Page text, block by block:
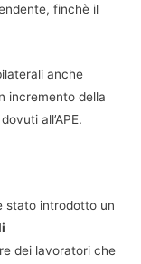
finchè il
anche
incremento della
all’APE.
stato introdotto un
dei lavoratori che